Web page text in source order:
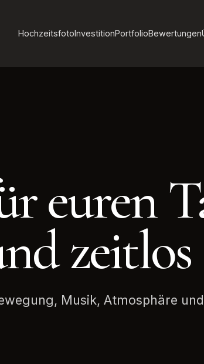
HochzeitsfotoInvestitionPortfolioBewertungen
euren
zeitlos
Musik, Atmosphäre